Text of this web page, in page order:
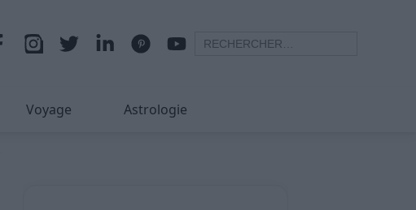
Voyage Astrologie